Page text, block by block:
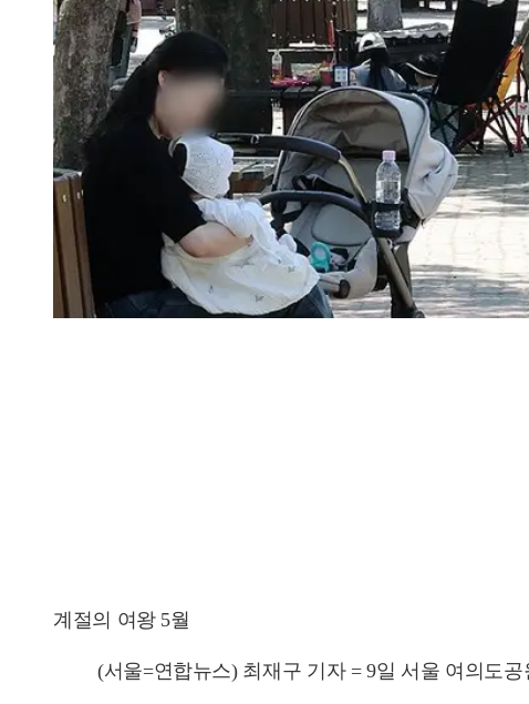
계절의 여왕 5월
(서울=연합뉴스) 최재구 기자 = 9일 서울 여의도